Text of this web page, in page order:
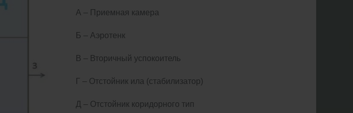
А – Приемная камера
Б – Аэротенк
В – Вторичный успокоитель
Г – Отстойник ила (стабилизатор)
Д – Отстойник коридорного тип